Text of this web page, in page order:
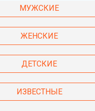
МУЖСКИЕ
ЖЕНСКИЕ
ДЕТСКИЕ
ИЗВЕСТНЫЕ